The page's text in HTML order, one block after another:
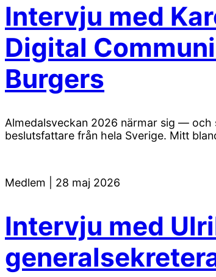
Intervju med
Digital
Burgers
Almedalsveckan 2026 närmar sig —
beslutsfattare från hela Sverige. Mitt
Medlem 28 maj 2026
Intervju med